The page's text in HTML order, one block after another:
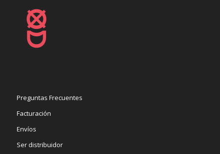
Preguntas Frecuentes
Facturación
Envíos
Ser distribuidor